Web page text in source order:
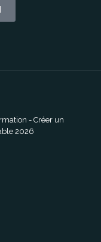
- Créer un
2026